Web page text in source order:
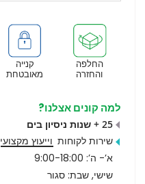
קנייה
מאובטחת
החלפה
והחזרה
למה קונים אצלנו?
25 + שנות ניסיון בים
שירות לקוחות וייעוץ מקצועי
א’- ה’: 9:00-18:00
שישי, שבת: סגור